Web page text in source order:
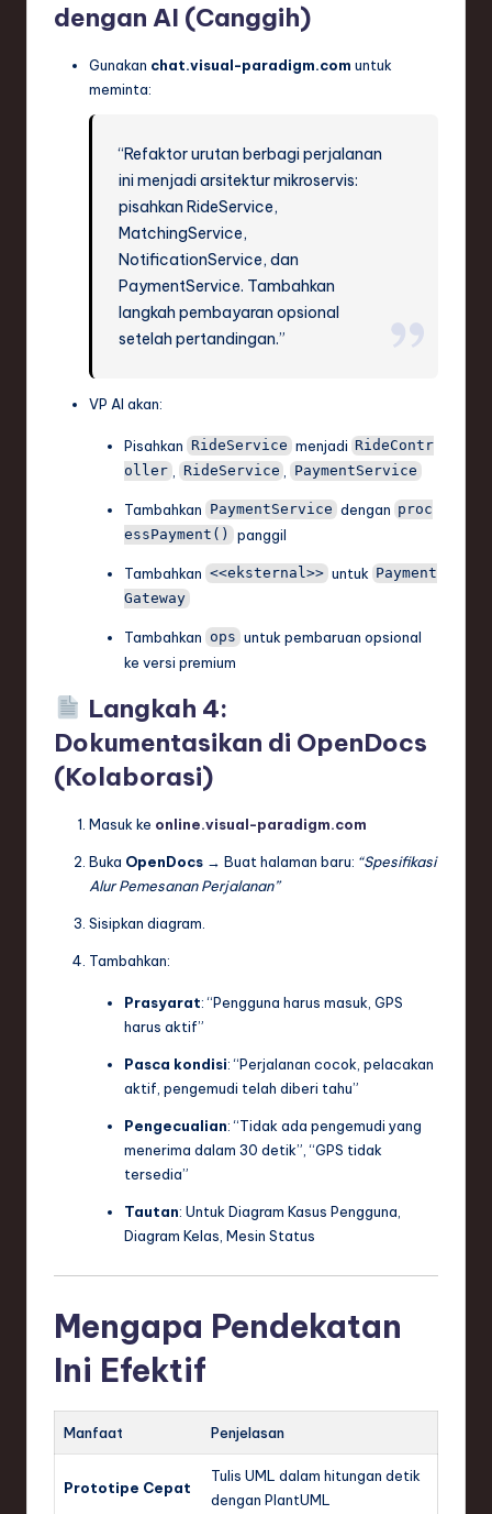
dengan AI (Canggih)
Gunakan chat.visual-paradigm.com untuk
meminta:
“Refaktor urutan berbagi perjalanan
ini menjadi arsitektur mikroservis:
pisahkan RideService,
MatchingService,
NotificationService, dan
PaymentService. Tambahkan
langkah pembayaran opsional
setelah pertandingan.”
VP AI akan:
Pisahkan RideService menjadi RideContr
oller
RideService PaymentService
Tambahkan PaymentService dengan proc
essPayment()
panggil
Tambahkan <<eksternal>> untuk Payment
Gateway
Tambahkan ops untuk pembaruan opsional
ke versi premium
Langkah 4:
Dokumentasikan di OpenDocs
(Kolaborasi)
Masuk ke online.visual-paradigm.com
Buka OpenDocs → Buat halaman baru: “Spesifikasi
Alur Pemesanan Perjalanan”
Sisipkan diagram.
Tambahkan:
Prasyarat: “Pengguna harus masuk, GPS
harus aktif”
Pasca kondisi: “Perjalanan cocok, pelacakan
aktif, pengemudi telah diberi tahu”
Pengecualian: “Tidak ada pengemudi yang
menerima dalam 30 detik”, “GPS tidak
tersedia”
Tautan: Untuk Diagram Kasus Pengguna,
Diagram Kelas, Mesin Status
Mengapa Pendekatan
Ini Efektif
Manfaat Penjelasan
Prototipe Cepat
Tulis UML dalam hitungan detik
dengan PlantUML